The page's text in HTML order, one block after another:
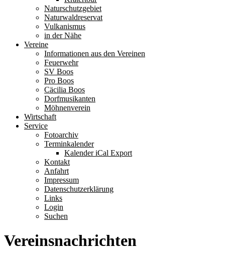
Naturschutzgebiet
Naturwaldreservat
Vulkanismus
in der Nähe
Vereine
Informationen aus den Vereinen
Feuerwehr
SV Boos
Pro Boos
Cäcilia Boos
Dorfmusikanten
Möhnenverein
Wirtschaft
Service
Fotoarchiv
Terminkalender
Kalender iCal Export
Kontakt
Anfahrt
Impressum
Datenschutzerklärung
Links
Login
Suchen
Vereinsnachrichten